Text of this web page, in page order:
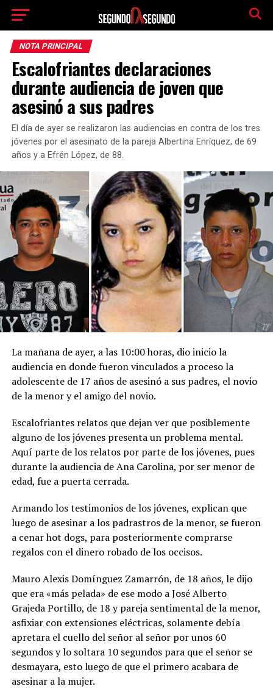
NOTA PRINCIPAL
Escalofriantes declaraciones
durante audiencia de joven que
asesinó a sus padres
El día de ayer se realizaron las audiencias en contra de los tres
jóvenes por el asesinato de la pareja Albertina Enríquez, de 69
años y a Efrén López, de 88.
La mañana de ayer, a las 10:00 horas, dio inicio la
audiencia en donde fueron vinculados a proceso la
adolescente de 17 años de asesinó a sus padres, el novio
de la menor y el amigo del novio.
Escalofriantes relatos que dejan ver que posiblemente
alguno de los jóvenes presenta un problema mental.
Aquí parte de los relatos por parte de los jóvenes, pues
durante la audiencia de Ana Carolina, por ser menor de
edad, fue a puerta cerrada.
Armando los testimonios de los jóvenes, explican que
luego de asesinar a los padrastros de la menor, se fueron
a cenar hot dogs, para posteriormente comprarse
regalos con el dinero robado de los occisos.
Mauro Alexis Domínguez Zamarrón, de 18 años, le dijo
que era «más pelada» de ese modo a José Alberto
Grajeda Portillo, de 18 y pareja sentimental de la menor,
asfixiar con extensiones eléctricas, solamente debía
apretara el cuello del señor al señor por unos 60
segundos y lo soltara 10 segundos para que el señor se
desmayara, esto luego de que el primero acabara de
asesinar a la mujer.